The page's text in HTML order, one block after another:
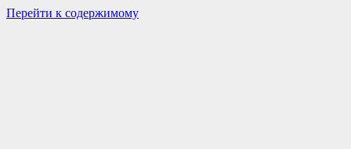
Перейти к содержимому